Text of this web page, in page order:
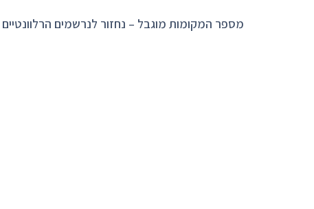
מספר המקומות מוגבל – נחזור לנרשמים